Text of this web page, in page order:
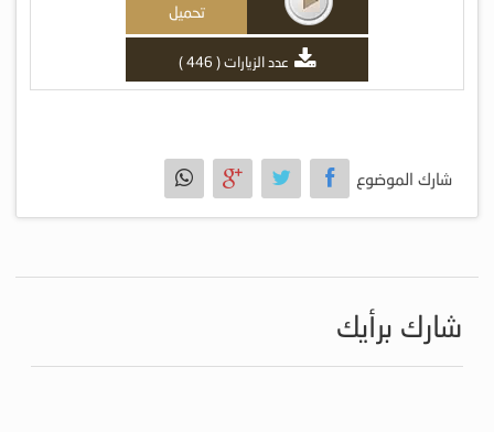
تحميل
عدد الزيارات ( 446 )
شارك الموضوع
شارك برأيك